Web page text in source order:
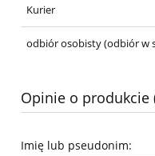
Kurier
odbiór osobisty(odbiór w
Opinie o produkcie
Imię lub pseudonim: